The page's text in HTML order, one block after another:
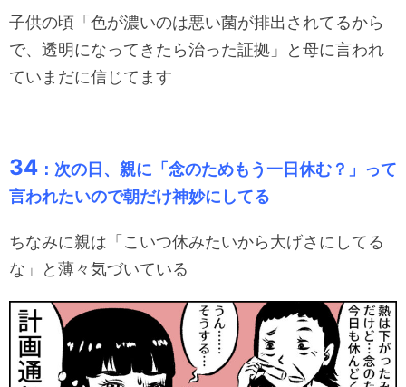
子供の頃「色が濃いのは悪い菌が排出されてるから
で、透明になってきたら治った証拠」と母に言われ
ていまだに信じてます
34 ：次の日、親に「念のためもう一日休む？」って
言われたいので朝だけ神妙にしてる
ちなみに親は「こいつ休みたいから大げさにしてる
な」と薄々気づいている